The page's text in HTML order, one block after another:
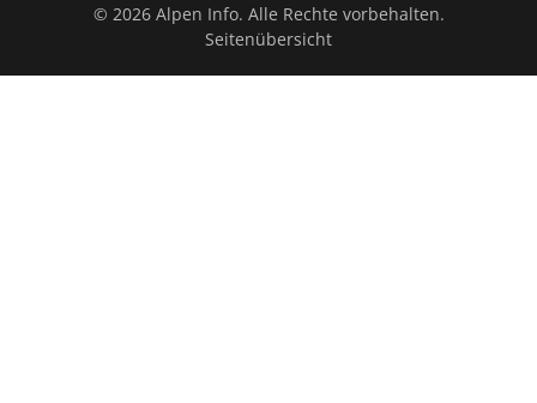
© 2026 Alpen Info. Alle Rechte vorbehalten.
Seitenübersicht